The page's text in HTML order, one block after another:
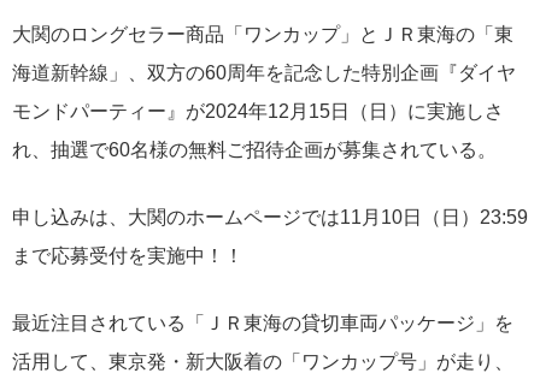
大関のロングセラー商品「ワンカップ」とＪＲ東海の「東
海道新幹線」、双方の60周年を記念した特別企画『ダイヤ
モンドパーティー』が2024年12月15日（日）に実施しさ
れ、抽選で60名様の無料ご招待企画が募集されている。
申し込みは、大関のホームページでは11月10日（日）23:59
まで応募受付を実施中！！
最近注目されている「ＪＲ東海の貸切車両パッケージ」を
活用して、東京発・新大阪着の「ワンカップ号」が走り、